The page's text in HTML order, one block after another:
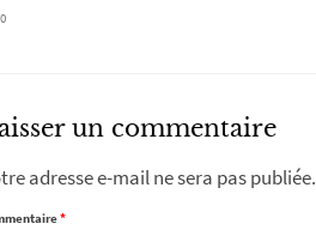
un commentaire
adresse e-mail ne sera pas publiée.
*